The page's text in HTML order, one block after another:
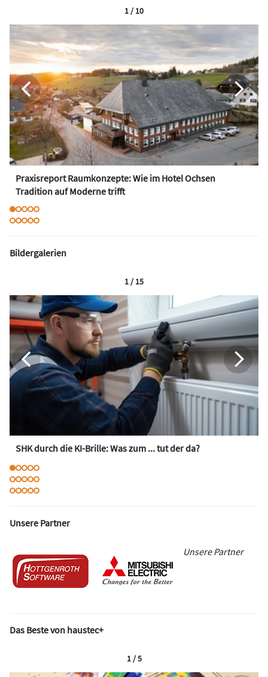
Praxisreport Raumkonzepte: Wie im Hotel Ochsen
Tradition auf Moderne trifft
1 / 10
Bildergalerien
SHK durch die KI-Brille: Was zum ... tut der da?
1 / 15
Unsere Partner
Unsere Partner
Das Beste von haustec+
1 / 5